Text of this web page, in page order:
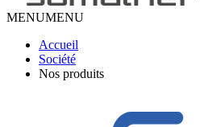
MENUMENU
Accueil
Société
Nos produits